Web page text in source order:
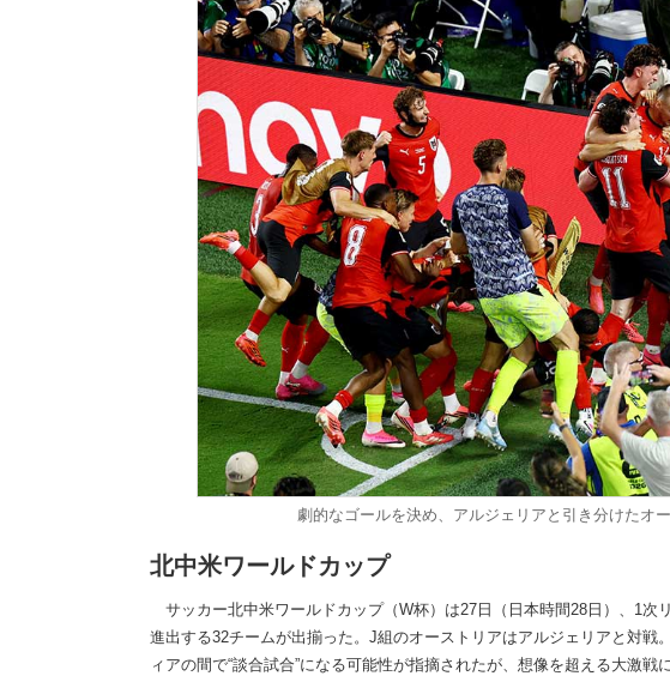
劇的なゴールを決め、アルジェリアと引き分けたオ
北中米ワールドカップ
サッカー北中米ワールドカップ（W杯）は27日（日本時間28日）、1次
進出する32チームが出揃った。J組のオーストリアはアルジェリアと対戦
ィアの間で“談合試合”になる可能性が指摘されたが、想像を超える大激